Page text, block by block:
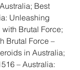
Best
Unleashing
with Brutal Force;
Brutal Force –
in Australia;
– Australia: